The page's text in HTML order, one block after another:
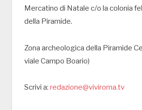
Mercatino di Natale c/o la colonia
della Piramide.
Zona archeologica della Piramide
viale Campo Boario)
Scrivi a: redazione@viviroma.tv